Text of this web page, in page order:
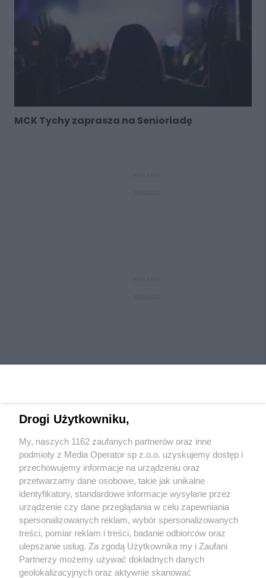
MCK Tychy zaprasza na Senioriadę
Wydawca mediówlokalnych
Nie zapomnij
zapoznać się z:
polityką prywatności regulamin korzystania z portali
Twojemiasto
Piekary Śląskie
Skontaktuj się z nami
Kontakt
Drogi Użytkowniku,
My, naszych 1162 zaufanych partnerów oraz inne
podmioty z Media Operator sp z.o.o. uzyskujemy dostęp i
przechowujemy informacje na urządzeniu oraz
przetwarzamy dane osobowe, takie jak unikalne
identyfikatory, standardowe informacje wysyłane przez
urządzenie czy dane przeglądania w celu zapewniania
spersonalizowanych reklam, wybór spersonalizowanych
treści, pomiar reklam i treści, badanie odbiorców oraz
ulepszanie usług. Za zgodą Użytkownika my i Zaufani
Partnerzy możemy używać dokładnych danych
geolokalizacyjnych oraz aktywnie skanować